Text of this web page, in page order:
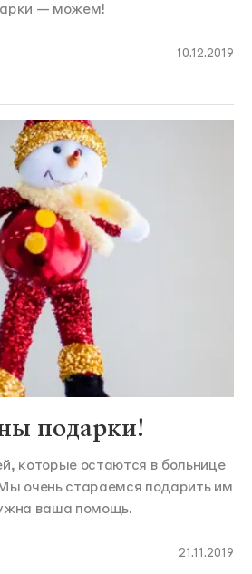
— можем!
10.12.2019
подарки!
которые остаются в больнице
очень стараемся подарить им
ваша помощь.
21.11.2019